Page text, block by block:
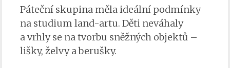
Páteční skupina měla ideální podmínky
na studium land-artu. Děti neváhaly
a vrhly se na tvorbu sněžných objektů –
lišky, želvy a berušky.